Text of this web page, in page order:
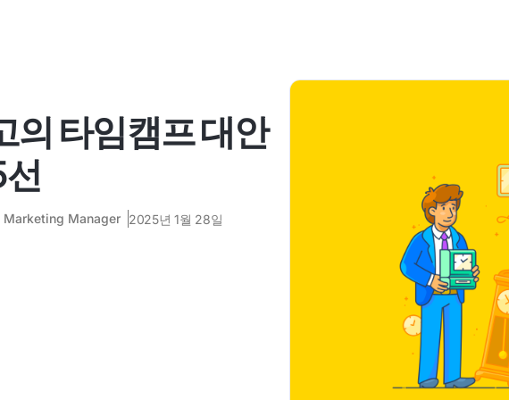
의 타임캠프 대안
Marketing Manager 2025년 1월 28일